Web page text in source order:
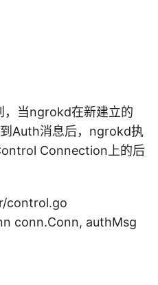
当ngrokd在新建立的
Auth消息后，ngrokd执
Connection上的后
control.go
conn.Conn, authMsg